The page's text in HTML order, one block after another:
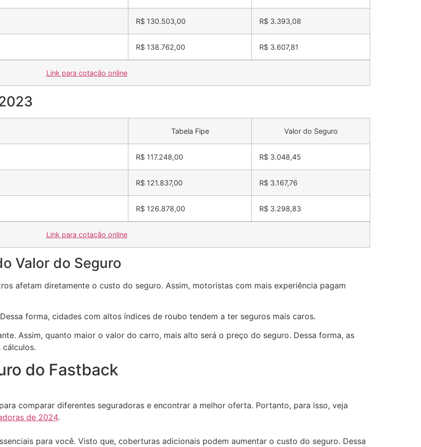
R$ 130.503,00 R$ 3.393,08
R$ 138.762,00 R$ 3.607,81
Link para cotação online
Tabela Fipe Valor do Seguro
R$ 117.248,00 R$ 3.048,45
R$ 121.837,00 R$ 3.167,76
R$ 126.878,00 R$ 3.298,83
Link para cotação online
Valor do Seguro
afetam diretamente o custo do seguro. Assim, motoristas com mais experiência pagam
forma, cidades com altos índices de roubo tendem a ter seguros mais caros.
Assim, quanto maior o valor do carro, mais alto será o preço do seguro. Dessa forma, as
cálculos.
do Fastback
comparar diferentes seguradoras e encontrar a melhor oferta. Portanto, para isso, veja
de 2024.
para você. Visto que, coberturas adicionais podem aumentar o custo do seguro. Dessa